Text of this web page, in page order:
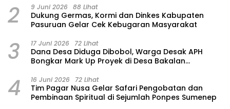
2 9 Juni 2026 88 Lihat
Dukung Germas, Kormi dan Dinkes Kabupaten
Pasuruan Gelar Cek Kebugaran Masyarakat
3 17 Juni 2026 72 Lihat
Dana Desa Diduga Dibobol, Warga Desak APH
Bongkar Mark Up Proyek di Desa Bakalan
4 16 Juni 2026 72 Lihat
Tim Pagar Nusa Gelar Safari Pengobatan dan
Pembinaan Spiritual di Sejumlah Ponpes Sumenep